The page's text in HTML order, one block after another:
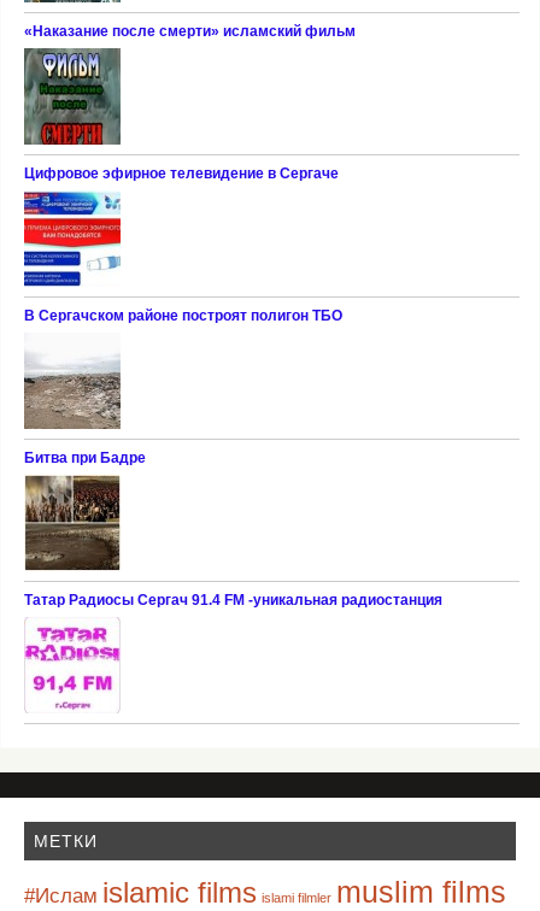
«Наказание после смерти» исламский фильм
Цифровое эфирное телевидение в Сергаче
В Сергачском районе построят полигон ТБО
Битва при Бадре
Татар Радиосы Сергач 91.4 FM -уникальная радиостанция
МЕТКИ
#Ислам islamic films islami filmler muslim films